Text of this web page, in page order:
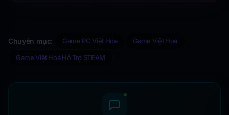
Chuyên mục: Game PC Việt Hóa Game Việt Hoá
Game Việt Hoá Hỗ Trợ STEAM